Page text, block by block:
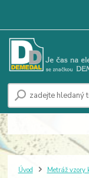
Úvod Metráž vzory